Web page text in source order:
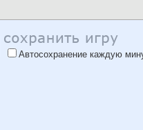
Автосохранение каждую